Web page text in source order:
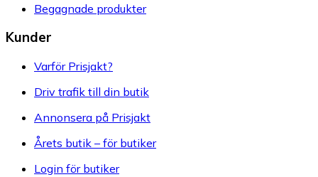
Begagnade produkter
Kunder
Varför Prisjakt?
Driv trafik till din butik
Annonsera på Prisjakt
Årets butik – för butiker
Login för butiker